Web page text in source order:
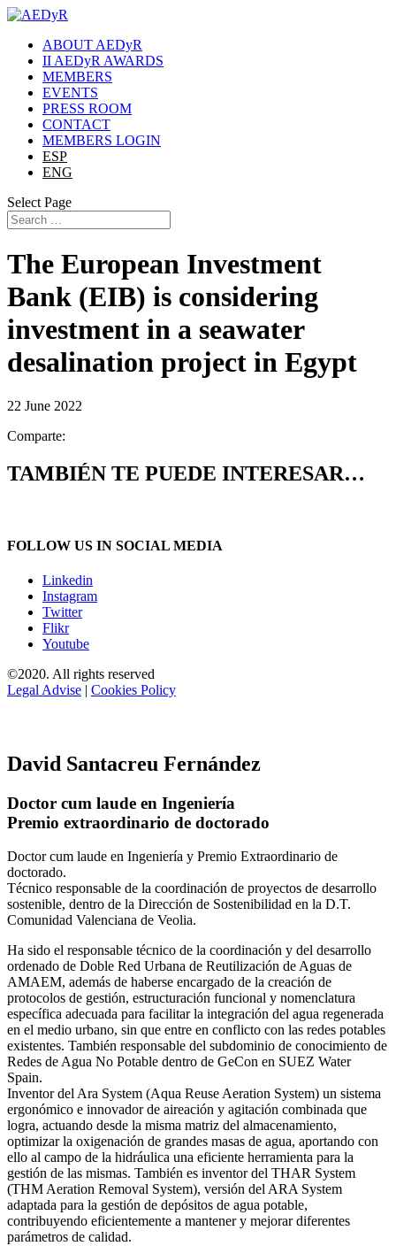
ABOUT AEDyR
II AEDyR AWARDS
MEMBERS
EVENTS
PRESS ROOM
CONTACT
MEMBERS LOGIN
ESP
ENG
Select Page
The European Investment
Bank (EIB) is considering
investment in a seawater
desalination project in Egypt
22 June 2022
Comparte:
TAMBIÉN TE PUEDE INTERESAR…
FOLLOW US IN SOCIAL MEDIA
Linkedin
Instagram
Twitter
Flikr
Youtube
©2020. All rights reserved
Legal Advise | Cookies Policy
David Santacreu Fernández
Doctor cum laude en Ingeniería
Premio extraordinario de doctorado
Doctor cum laude en Ingeniería y Premio Extraordinario de
doctorado.
Técnico responsable de la coordinación de proyectos de desarrollo
sostenible, dentro de la Dirección de Sostenibilidad en la D.T.
Comunidad Valenciana de Veolia.
Ha sido el responsable técnico de la coordinación y del desarrollo
ordenado de Doble Red Urbana de Reutilización de Aguas de
AMAEM, además de haberse encargado de la creación de
protocolos de gestión, estructuración funcional y nomenclatura
específica adecuada para facilitar la integración del agua regenerada
en el medio urbano, sin que entre en conflicto con las redes potables
existentes. También responsable del subdominio de conocimiento de
Redes de Agua No Potable dentro de GeCon en SUEZ Water
Spain.
Inventor del Ara System (Aqua Reuse Aeration System) un sistema
ergonómico e innovador de aireación y agitación combinada que
logra, actuando desde la misma matriz del almacenamiento,
optimizar la oxigenación de grandes masas de agua, aportando con
ello al campo de la hidráulica una eficiente herramienta para la
gestión de las mismas. También es inventor del THAR System
(THM Aeration Removal System), versión del ARA System
adaptada para la gestión de depósitos de agua potable,
contribuyendo eficientemente a mantener y mejorar diferentes
parámetros de calidad.